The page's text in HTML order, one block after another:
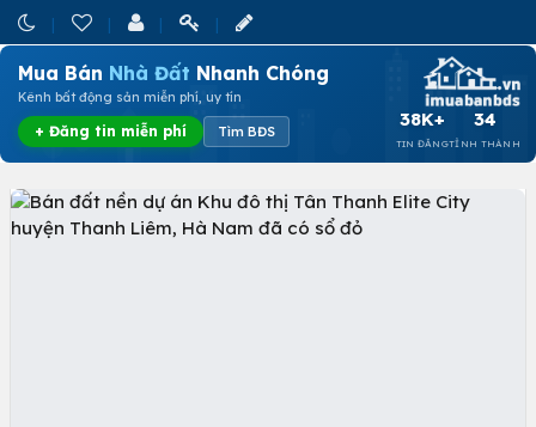
Mua Bán Nhà Đất Nhanh Chóng
Kênh bất động sản miễn phí, uy tín
+ Đăng tin miễn phí Tìm BĐS
38K+
TIN ĐĂNG
34
TỈNH THÀNH